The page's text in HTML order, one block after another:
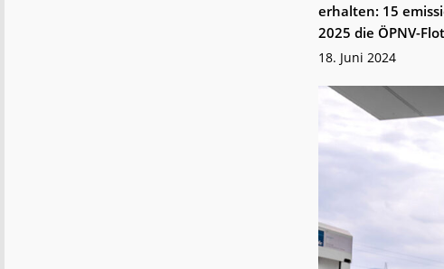
erhalten: 15
2025 die ÖPNV-
18. Juni 2024